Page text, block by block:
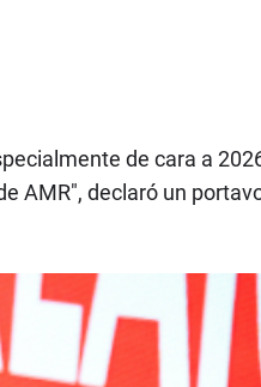
de cara a
AMR", declaró un